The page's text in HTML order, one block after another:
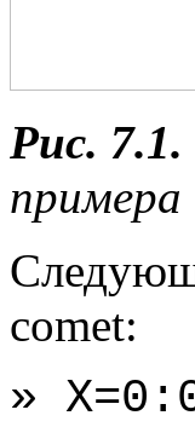
Рис. 7.1.
примера
comet:
»